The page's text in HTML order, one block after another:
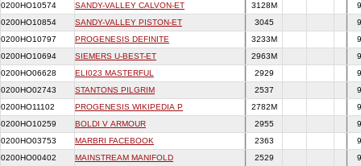
0200HO10574
SANDY-VALLEY CALVON-ET 3128M
0200HO10854
SANDY-VALLEY PISTON-ET 3045
0200HO10797
PROGENESIS DEFINITE 3233M
0200HO10694
SIEMERS U-BEST-ET 2963M
0200HO06628
ELI023 MASTERFUL 2929
0200HO02743
STANTONS PILGRIM 2537
0200HO11102
PROGENESIS WIKIPEDIA P 2782M
0200HO10259
BOLDI V ARMOUR 2955
0200HO03753
MARBRI FACEBOOK 2363
0200HO00402
MAINSTREAM MANIFOLD 2529